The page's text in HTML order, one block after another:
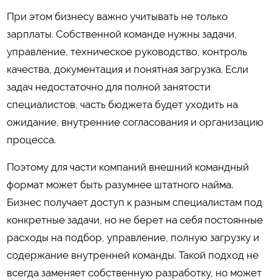
При этом бизнесу важно учитывать не только
зарплаты. Собственной команде нужны задачи,
управление, техническое руководство, контроль
качества, документация и понятная загрузка. Если
задач недостаточно для полной занятости
специалистов, часть бюджета будет уходить на
ожидание, внутренние согласования и организацию
процесса.
Поэтому для части компаний внешний командный
формат может быть разумнее штатного найма.
Бизнес получает доступ к разным специалистам под
конкретные задачи, но не берет на себя постоянные
расходы на подбор, управление, полную загрузку и
содержание внутренней команды. Такой подход не
всегда заменяет собственную разработку, но может